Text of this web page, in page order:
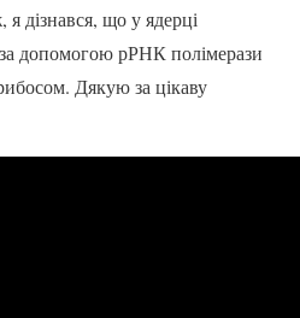
дізнався, що у ядерці
допомогою рРНК полімерази
Дякую за цікаву